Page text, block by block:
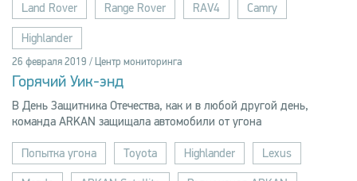
Land Rover Range Rover RAV4 Camry
Highlander
26 февраля 2019 / Центр мониторинга
Горячий Уик-энд
В День Защитника Отечества, как и в любой другой день,
команда ARKAN защищала автомобили от угона
Попытка угона Toyota Highlander Lexus